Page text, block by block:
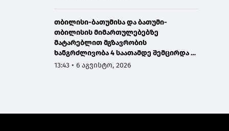
თბილისი-ბათუმისა და ბათუმი-
თბილისის მიმართულებებზე
მატარებლით მგზავრობის
ხანგრძლივობა 4 საათამდე შემცირდა -
თბილისი-ბათუმი-თბილისის
13:43 • 6 აგვისტო, 2026